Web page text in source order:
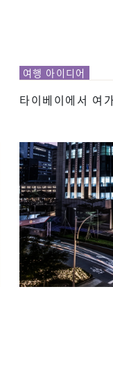
여행 아이디어
타이베이에서 여